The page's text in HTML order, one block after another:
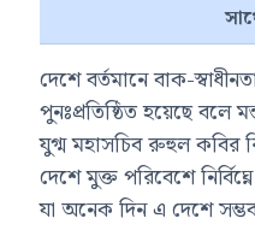
দেশে বর্তমানে বাক-
পুনঃপ্রতিষ্ঠিত হয়েছে বলে
যুগ্ম মহাসচিব রুহুল কবির
দেশে মুক্ত পরিবেশে
যা অনেক দিন এ দেশে